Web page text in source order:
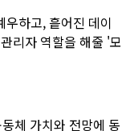
하고, 흩어진 데이
리자 역할을 해줄 '모
체 가치와 전망에 동